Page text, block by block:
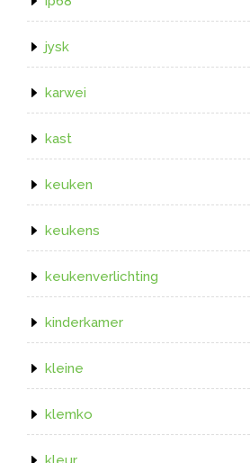
jysk
karwei
kast
keuken
keukens
keukenverlichting
kinderkamer
kleine
klemko